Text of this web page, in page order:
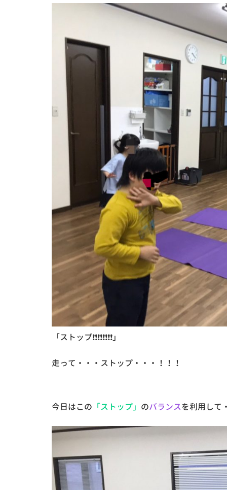
「ストップ❗❗❗❗❗❗❗❗」
走って・・・ストップ・・・！！！
今日はこの 「ストップ」 のバランスを利用して